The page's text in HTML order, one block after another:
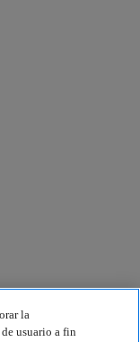
la
usuario a fin